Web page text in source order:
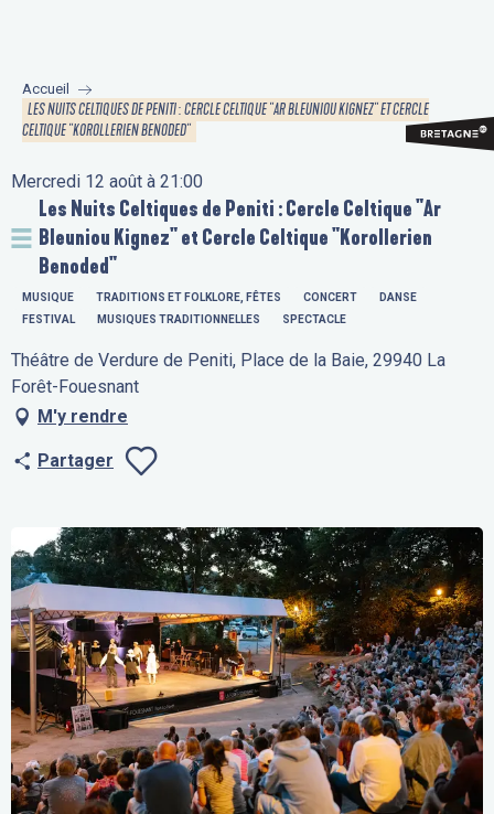
principal
Accueil
LES NUITS CELTIQUES DE PENITI : CERCLE CELTIQUE "AR BLEUNIOU KIGNEZ" ET CERCLE
CELTIQUE "KOROLLERIEN BENODED"
Mercredi 12 août à 21:00
Les Nuits Celtiques de Peniti : Cercle Celtique "Ar
Bleuniou Kignez" et Cercle Celtique "Korollerien
Benoded"
MUSIQUE TRADITIONS ET FOLKLORE, FÊTES CONCERT
DANSE
FESTIVAL
MUSIQUES TRADITIONNELLES SPECTACLE
Théâtre de Verdure de Peniti, Place de la Baie, 29940 La
Forêt-Fouesnant
M'y rendre
Partager